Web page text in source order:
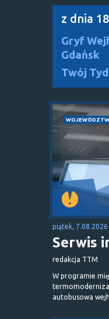
z dnia
Gryf
Gdańsk
Twój
piątek, 7.08.2026
Serwis
redakcja TTM
W programie
autobusowa